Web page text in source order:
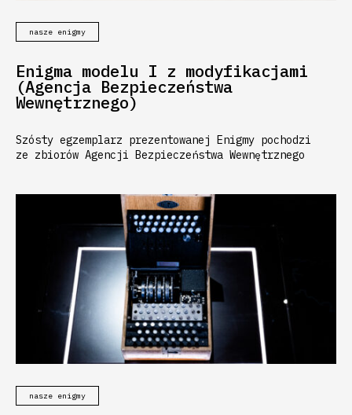
nasze enigmy
Enigma modelu I z modyfikacjami
(Agencja Bezpieczeństwa
Wewnętrznego)
Szósty egzemplarz prezentowanej Enigmy pochodzi
ze zbiorów Agencji Bezpieczeństwa Wewnętrznego
nasze enigmy